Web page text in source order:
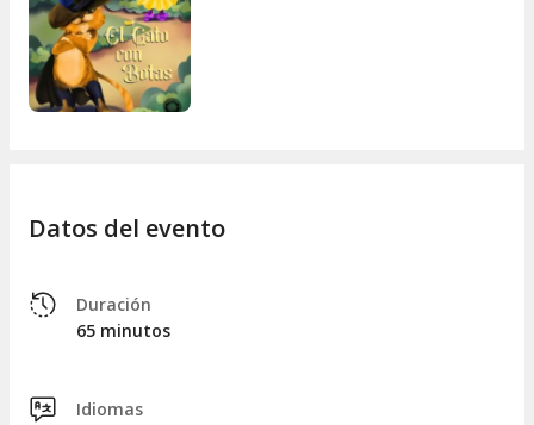
Datos del evento
Duración
65 minutos
Idiomas